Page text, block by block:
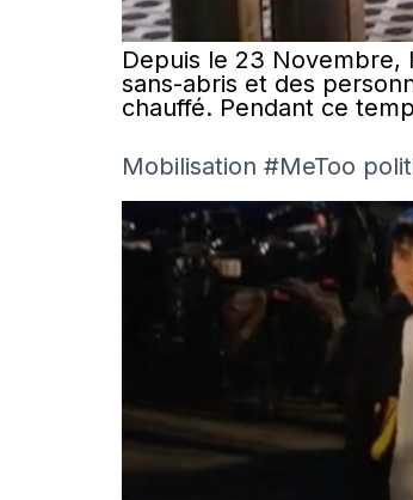
Depuis le 23 Novembre,
sans-abris et des
chauffé. Pendant ce
Mobilisation #MeToo